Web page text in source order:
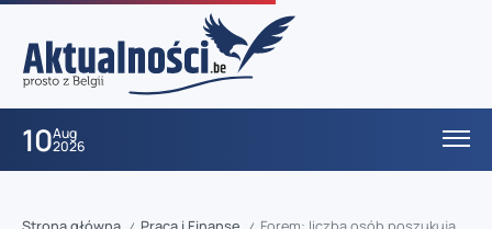
10Aug
2026